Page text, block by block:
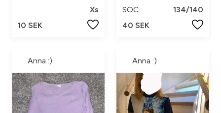
Xs
10 SEK
SOC
134/140
40 SEK
Anna :) Anna :)